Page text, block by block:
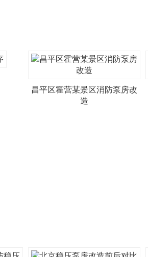
昌平区霍营某景区消防泵房改
造